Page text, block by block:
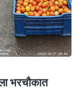
भरचौकात